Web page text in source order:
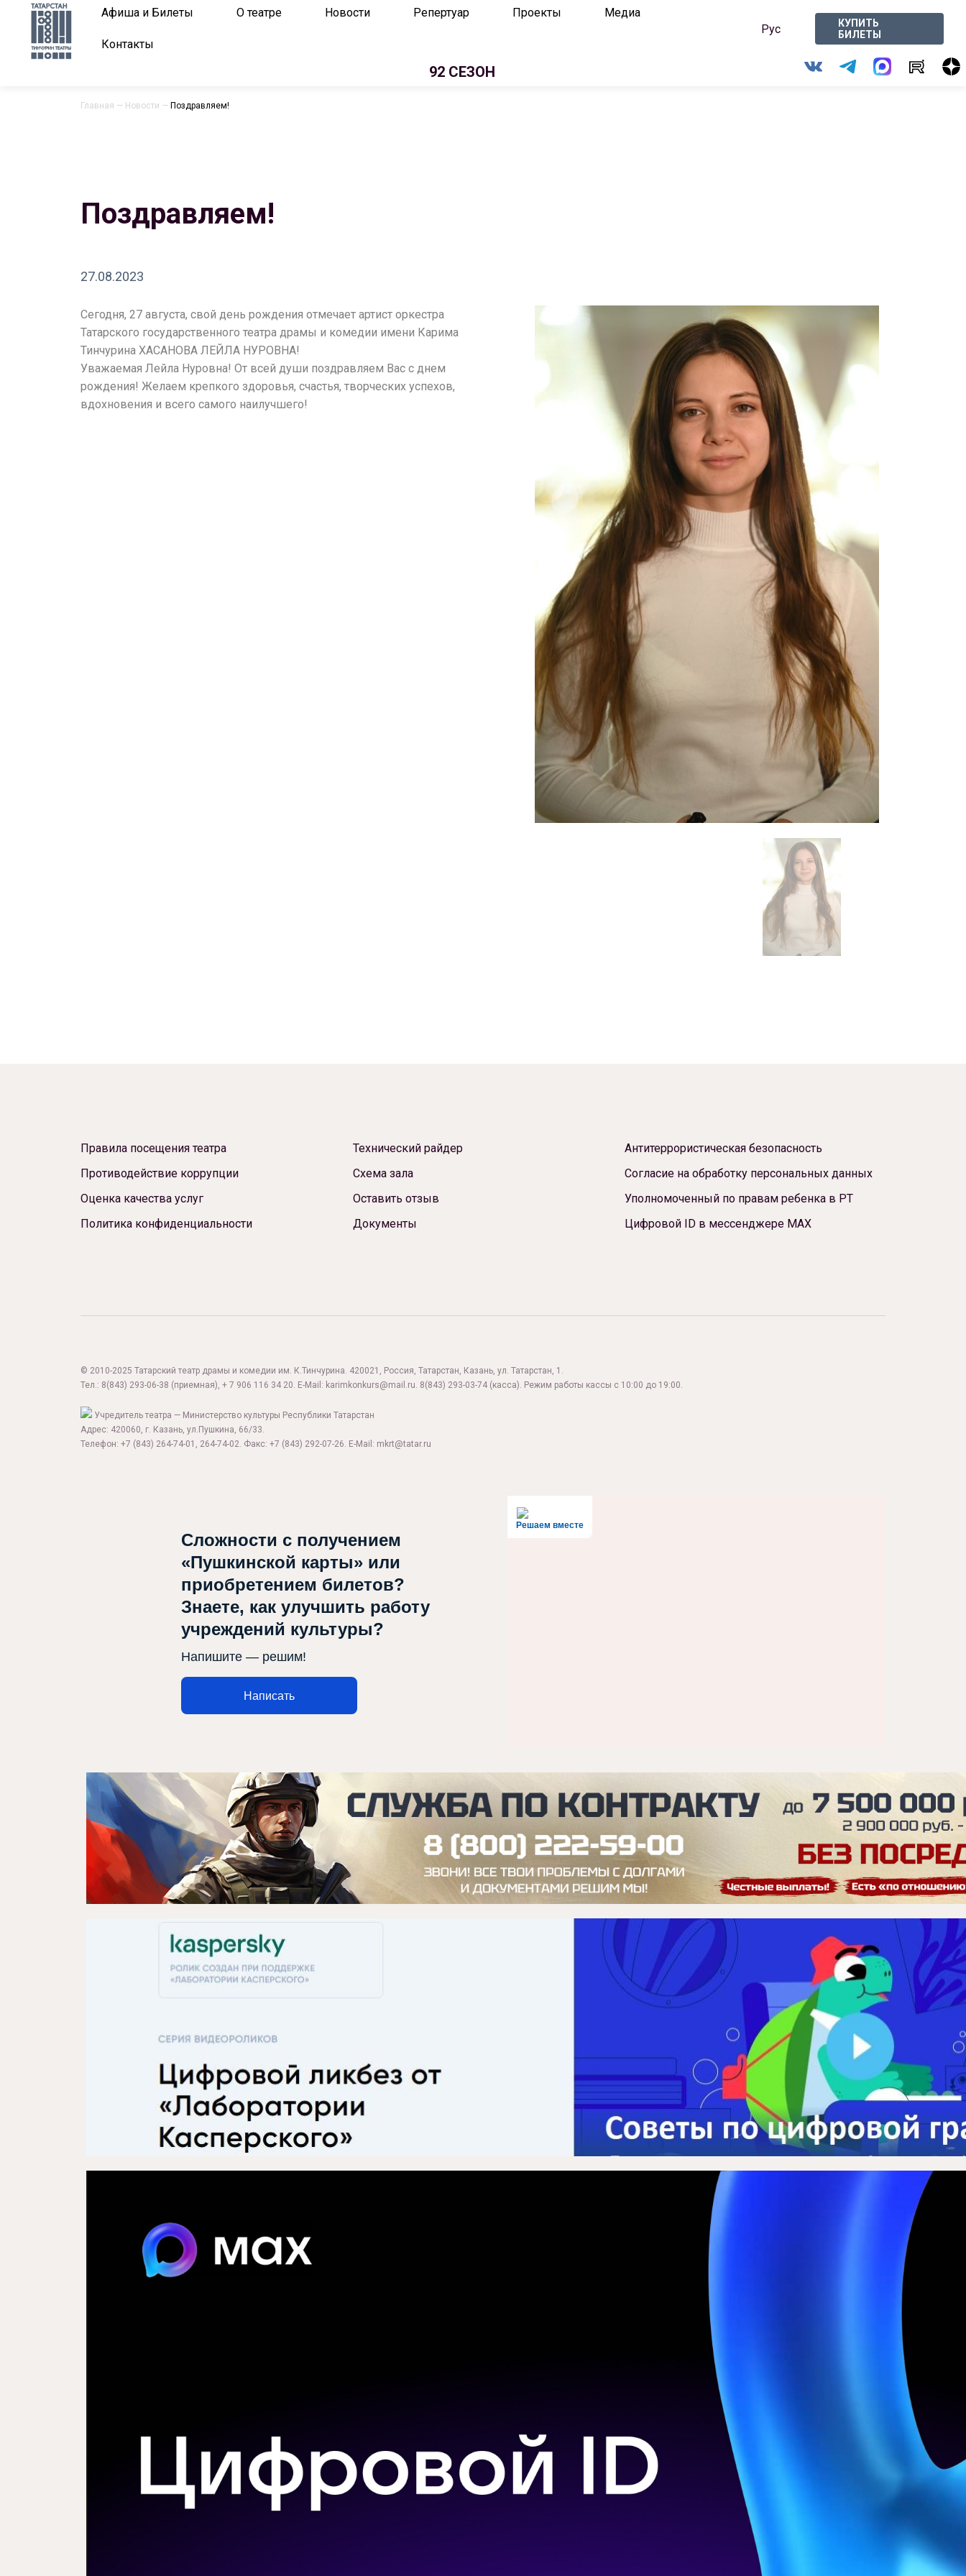
Афиша и Билеты О театре Новости Репертуар Проекты Медиа
Контакты
Рус
КУПИТЬ
БИЛЕТЫ
92 СЕЗОН
Главная — Новости — Поздравляем!
Поздравляем!
27.08.2023
Сегодня, 27 августа, свой день рождения отмечает артист оркестра
Татарского государственного театра драмы и комедии имени Карима
Тинчурина ХАСАНОВА ЛЕЙЛА НУРОВНА!
Уважаемая Лейла Нуровна! От всей души поздравляем Вас с днем
рождения! Желаем крепкого здоровья, счастья, творческих успехов,
вдохновения и всего самого наилучшего!
Правила посещения театра
Противодействие коррупции
Оценка качества услуг
Политика конфиденциальности
Технический райдер
Схема зала
Оставить отзыв
Документы
Антитеррористическая безопасность
Согласие на обработку персональных данных
Уполномоченный по правам ребенка в РТ
Цифровой ID в мессенджере МАХ
© 2010-2025 Татарский театр драмы и комедии им. К.Тинчурина. 420021, Россия, Татарстан, Казань, ул. Татарстан, 1.
Тел.: 8(843) 293-06-38 (приемная), + 7 906 116 34 20. E-Mail: karimkonkurs@mail.ru. 8(843) 293-03-74 (касса). Режим работы кассы с 10:00 до 19:00.
Учредитель театра — Министерство культуры Республики Татарстан
Адрес: 420060, г. Казань, ул.Пушкина, 66/33.
Телефон: +7 (843) 264-74-01, 264-74-02. Факс: +7 (843) 292-07-26. E-Mail: mkrt@tatar.ru
Решаем вместе
Сложности с получением
«Пушкинской карты» или
приобретением билетов?
Знаете, как улучшить работу
учреждений культуры?
Напишите — решим!
Написать